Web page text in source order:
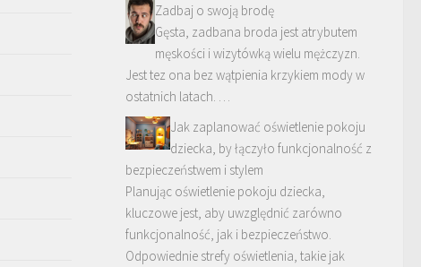
Zadbaj o swoją brodę
Gęsta, zadbana broda jest atrybutem
męskości i wizytówką wielu mężczyzn.
Jest tez ona bez wątpienia krzykiem mody w
ostatnich latach. …
Jak zaplanować oświetlenie pokoju
dziecka, by łączyło funkcjonalność z
bezpieczeństwem i stylem
Planując oświetlenie pokoju dziecka,
kluczowe jest, aby uwzględnić zarówno
funkcjonalność, jak i bezpieczeństwo.
Odpowiednie strefy oświetlenia, takie jak